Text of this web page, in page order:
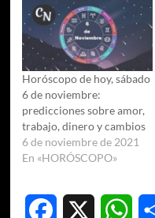
Horóscopo de hoy, sábado
6 de noviembre:
predicciones sobre amor,
trabajo, dinero y cambios
6 de noviembre de 2021
En «HORÓSCOPO»
Facebook